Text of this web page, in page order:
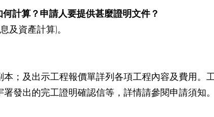
計算？申請人要提供甚麼證明文件？
資產計算)。
；及出示工程報價單詳列各項工程內容及費用。
發出的完工證明確認信等，詳情請參閱申請須知。